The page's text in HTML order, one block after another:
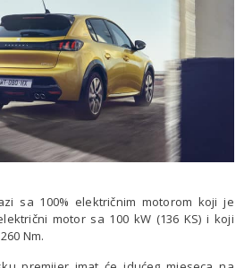
sa 100% električnim motorom koji je
motor sa 100 kW (136 KS) i koji
Nm.